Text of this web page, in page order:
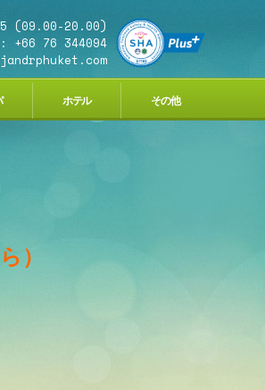
(09.00-20.00)
+66 76 344094
ホテル その他
）